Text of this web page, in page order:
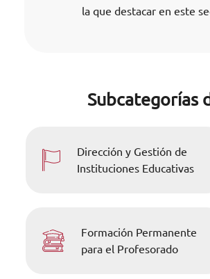
la que destacar en este
Subcategorías
Dirección y Gestión de
Instituciones Educativas
Formación Permanente
para el Profesorado